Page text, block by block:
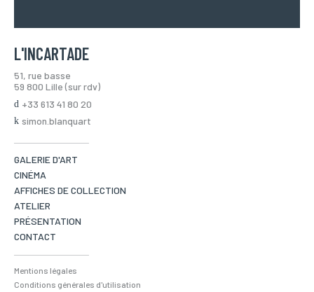
L'INCARTADE
51, rue basse
59 800 Lille (sur rdv)
+33 613 41 80 20
simon.blanquart
GALERIE D'ART
CINÉMA
AFFICHES DE COLLECTION
ATELIER
PRÉSENTATION
CONTACT
Mentions légales
Conditions générales d'utilisation